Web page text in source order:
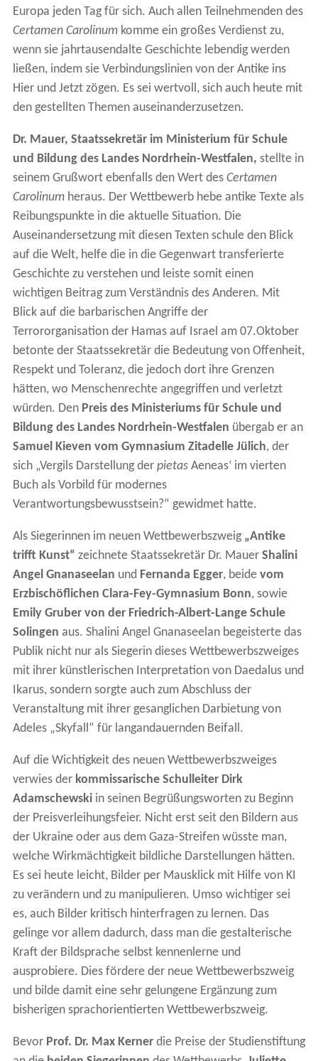
Europa jeden Tag für sich. Auch allen Teilnehmenden des
Certamen Carolinum komme ein großes Verdienst zu,
wenn sie jahrtausendalte Geschichte lebendig werden
ließen, indem sie Verbindungslinien von der Antike ins
Hier und Jetzt zögen. Es sei wertvoll, sich auch heute mit
den gestellten Themen auseinanderzusetzen.
Dr. Mauer, Staatssekretär im Ministerium für Schule
und Bildung des Landes Nordrhein-Westfalen, stellte in
seinem Grußwort ebenfalls den Wert des Certamen
Carolinum heraus. Der Wettbewerb hebe antike Texte als
Reibungspunkte in die aktuelle Situation. Die
Auseinandersetzung mit diesen Texten schule den Blick
auf die Welt, helfe die in die Gegenwart transferierte
Geschichte zu verstehen und leiste somit einen
wichtigen Beitrag zum Verständnis des Anderen. Mit
Blick auf die barbarischen Angriffe der
Terrororganisation der Hamas auf Israel am 07.Oktober
betonte der Staatssekretär die Bedeutung von Offenheit,
Respekt und Toleranz, die jedoch dort ihre Grenzen
hätten, wo Menschenrechte angegriffen und verletzt
würden. Den Preis des Ministeriums für Schule und
Bildung des Landes Nordrhein-Westfalen übergab er an
Samuel Kieven vom Gymnasium Zitadelle Jülich, der
sich „Vergils Darstellung der pietas Aeneas‘ im vierten
Buch als Vorbild für modernes
Verantwortungsbewusstsein?“ gewidmet hatte.
Als Siegerinnen im neuen Wettbewerbszweig „Antike
trifft Kunst“ zeichnete Staatssekretär Dr. Mauer Shalini
Angel Gnanaseelan und Fernanda Egger, beide vom
Erzbischöflichen Clara-Fey-Gymnasium Bonn, sowie
Emily Gruber von der Friedrich-Albert-Lange Schule
Solingen aus. Shalini Angel Gnanaseelan begeisterte das
Publik nicht nur als Siegerin dieses Wettbewerbszweiges
mit ihrer künstlerischen Interpretation von Daedalus und
Ikarus, sondern sorgte auch zum Abschluss der
Veranstaltung mit ihrer gesanglichen Darbietung von
Adeles „Skyfall“ für langandauernden Beifall.
Auf die Wichtigkeit des neuen Wettbewerbszweiges
verwies der kommissarische Schulleiter Dirk
Adamschewski in seinen Begrüßungsworten zu Beginn
der Preisverleihungsfeier. Nicht erst seit den Bildern aus
der Ukraine oder aus dem Gaza-Streifen wüsste man,
welche Wirkmächtigkeit bildliche Darstellungen hätten.
Es sei heute leicht, Bilder per Mausklick mit Hilfe von KI
zu verändern und zu manipulieren. Umso wichtiger sei
es, auch Bilder kritisch hinterfragen zu lernen. Das
gelinge vor allem dadurch, dass man die gestalterische
Kraft der Bildsprache selbst kennenlerne und
ausprobiere. Dies fördere der neue Wettbewerbszweig
und bilde damit eine sehr gelungene Ergänzung zum
bisherigen sprachorientierten Wettbewerbszweig.
Bevor Prof. Dr. Max Kerner die Preise der Studienstiftung